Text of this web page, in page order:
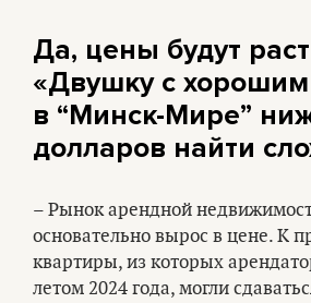
Да, цены будут
«Двушку с
в “Минск-Мире”
долларов найти
– Рынок арендной
основательно вырос в цене. К
квартиры, из которых
летом 2024 года, могли